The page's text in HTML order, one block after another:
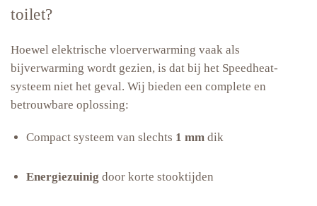
toilet?
Hoewel elektrische vloerverwarming vaak als
bijverwarming wordt gezien, is dat bij het Speedheat-
systeem niet het geval. Wij bieden een complete en
betrouwbare oplossing:
Compact systeem van slechts 1 mm dik
Energiezuinig door korte stooktijden